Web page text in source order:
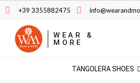
+39 3355882475
WEAR &
MORE
TANGOLERA SHOES